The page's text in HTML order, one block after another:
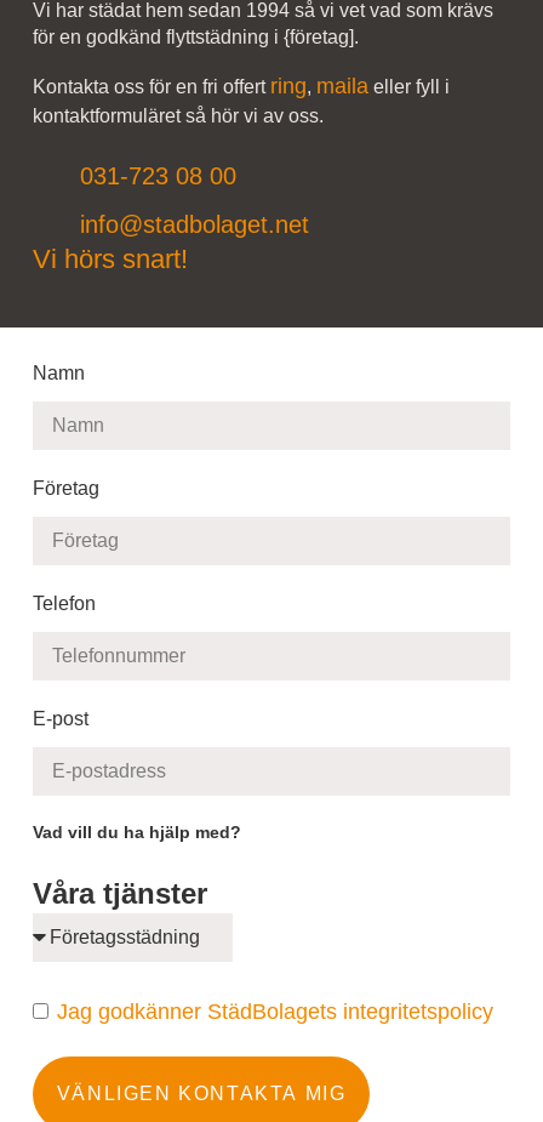
Vi har städat hem sedan 1994 så vi vet vad som krävs
för en godkänd flyttstädning i {företag].
Kontakta oss för en fri offert ring, maila eller fyll i
kontaktformuläret så hör vi av oss.
031-723 08 00
info@stadbolaget.net
Vi hörs snart!
Namn
Företag
Telefon
E-post
Vad vill du ha hjälp med?
Våra tjänster
Jag godkänner StädBolagets integritetspolicy
VÄNLIGEN KONTAKTA MIG